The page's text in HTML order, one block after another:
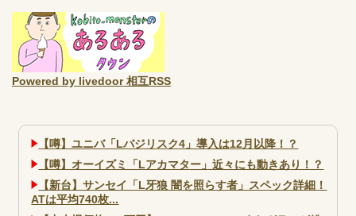
Powered by livedoor 相互RSS
【噂】ユニバ「Lバジリスク4」導入は12月以降！？
【噂】オーイズミ「Lアカマター」近々にも動きあり！？
【新台】サンセイ「L牙狼 闇を照らす者」スペック詳細！
ATは平均740枚...